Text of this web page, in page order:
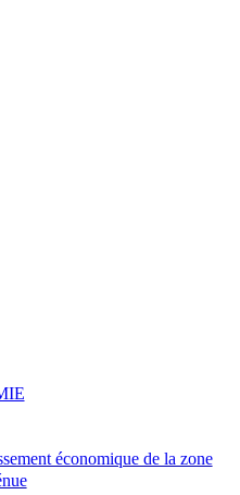
économique de la zone